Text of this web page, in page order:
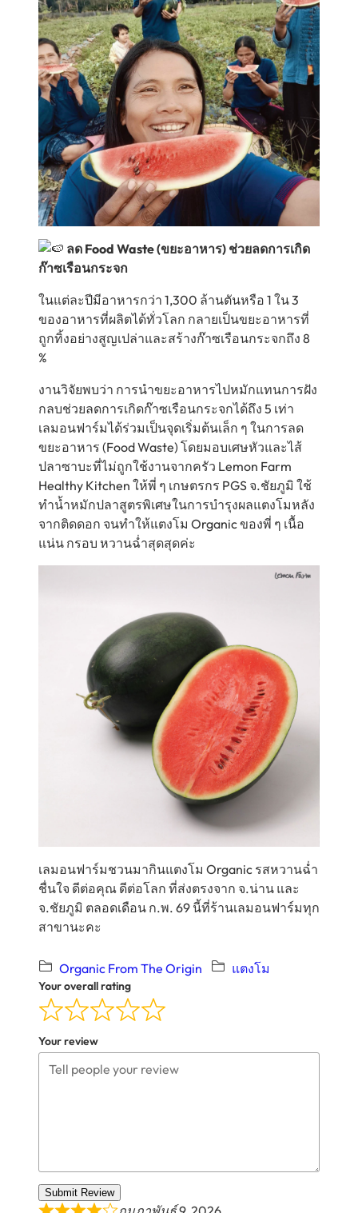
ลด Food Waste (ขยะอาหาร) ช่วยลดการเกิด
ก๊าซเรือนกระจก
ในแต่ละปีมีอาหารกว่า 1,300 ล้านตันหรือ 1 ใน 3
ของอาหารที่ผลิตได้ทั่วโลก กลายเป็นขยะอาหารที่
ถูกทิ้งอย่างสูญเปล่าและสร้างก๊าซเรือนกระจกถึง 8
%
งานวิจัยพบว่า การนำขยะอาหารไปหมักแทนการฝัง
กลบช่วยลดการเกิดก๊าซเรือนกระจกได้ถึง 5 เท่า
เลมอนฟาร์มได้ร่วมเป็นจุดเริ่มต้นเล็ก ๆ ในการลด
ขยะอาหาร (Food Waste) โดยมอบเศษหัวและไส้
ปลาซาบะที่ไม่ถูกใช้งานจากครัว Lemon Farm
Healthy Kitchen ให้พี่ ๆ เกษตรกร PGS จ.ชัยภูมิ ใช้
ทำน้ำหมักปลาสูตรพิเศษในการบำรุงผลแตงโมหลัง
จากติดดอก จนทำให้แตงโม Organic ของพี่ ๆ เนื้อ
แน่น กรอบ หวานฉ่ำสุดสุดค่ะ
เลมอนฟาร์มชวนมากินแตงโม Organic รสหวานฉ่ำ
ชื่นใจ ดีต่อคุณ ดีต่อโลก ที่ส่งตรงจาก จ.น่าน และ
จ.ชัยภูมิ ตลอดเดือน ก.พ. 69 นี้ที่ร้านเลมอนฟาร์มทุก
สาขานะคะ
Organic From The Origin แตงโม
Your overall rating
Your review
Submit Review